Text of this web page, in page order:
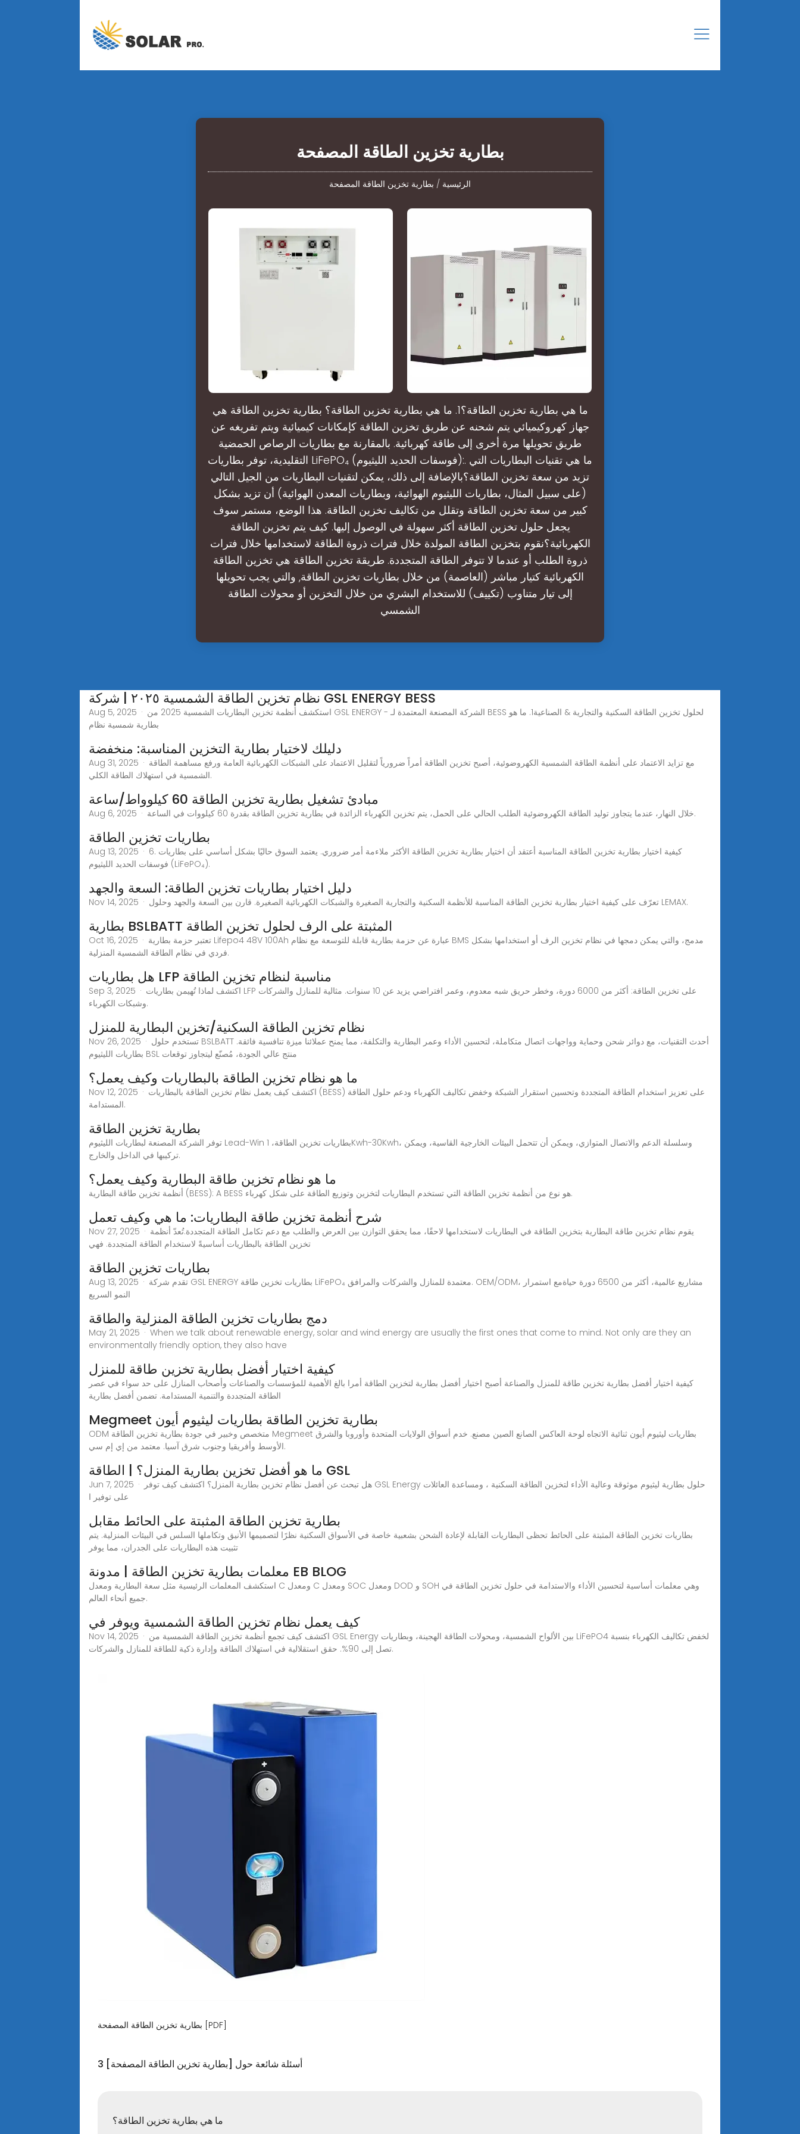
بطارية تخزين الطاقة المصفحة
الرئيسية / بطارية تخزين الطاقة المصفحة
ما هي بطارية تخزين الطاقة؟1. ما هي بطارية تخزين الطاقة؟ بطارية تخزين الطاقة هي
جهاز كهروكيميائي يتم شحنه عن طريق تخزين الطاقة كإمكانات كيميائية ويتم تفريغه عن
طريق تحويلها مرة أخرى إلى طاقة كهربائية. بالمقارنة مع بطاريات الرصاص الحمضية
التقليدية، توفر بطاريات LiFePO₄ (فوسفات الحديد الليثيوم):. ما هي تقنيات البطاريات التي
تزيد من سعة تخزين الطاقة؟بالإضافة إلى ذلك، يمكن لتقنيات البطاريات من الجيل التالي
(على سبيل المثال، بطاريات الليثيوم الهوائية، وبطاريات المعدن الهوائية) أن تزيد بشكل
كبير من سعة تخزين الطاقة وتقلل من تكاليف تخزين الطاقة. هذا الوضع، مستمر سوف
يجعل حلول تخزين الطاقة أكثر سهولة في الوصول إليها. كيف يتم تخزين الطاقة
الكهربائية؟نقوم بتخزين الطاقة المولدة خلال فترات ذروة الطاقة لاستخدامها خلال فترات
ذروة الطلب أو عندما لا تتوفر الطاقة المتجددة. طريقة تخزين الطاقة هي تخزين الطاقة
الكهربائية كتيار مباشر (العاصمة) من خلال بطاريات تخزين الطاقة, والتي يجب تحويلها
إلى تيار متناوب (تكييف) للاستخدام البشري من خلال التخزين أو محولات الطاقة
الشمسي
نظام تخزين الطاقة الشمسية ٢٠٢٥ | شركة GSL ENERGY BESS
Aug 5, 2025 · استكشف أنظمة تخزين البطاريات الشمسية 2025 من GSL ENERGY - الشركة المصنعة المعتمدة لـ BESS لحلول تخزين الطاقة السكنية والتجارية & الصناعية1. ما هو
بطارية شمسية نظام
دليلك لاختيار بطارية التخزين المناسبة: منخفضة
Aug 31, 2025 · مع تزايد الاعتماد على أنظمة الطاقة الشمسية الكهروضوئية، أصبح تخزين الطاقة أمراً ضرورياً لتقليل الاعتماد على الشبكات الكهربائية العامة ورفع مساهمة الطاقة
الشمسية في استهلاك الطاقة الكلي.
مبادئ تشغيل بطارية تخزين الطاقة 60 كيلوواط/ساعة
Aug 6, 2025 · خلال النهار، عندما يتجاوز توليد الطاقة الكهروضوئية الطلب الحالي على الحمل، يتم تخزين الكهرباء الزائدة في بطارية تخزين الطاقة بقدرة 60 كيلووات في الساعة.
بطاريات تخزين الطاقة
Aug 13, 2025 · 6. كيفية اختيار بطارية تخزين الطاقة المناسبة أعتقد أن اختيار بطارية تخزين الطاقة الأكثر ملاءمة أمر ضروري. يعتمد السوق حاليًا بشكل أساسي على بطاريات
فوسفات الحديد الليثيوم (LiFePO₄).
دليل اختيار بطاريات تخزين الطاقة: السعة والجهد
Nov 14, 2025 · تعرّف على كيفية اختيار بطارية تخزين الطاقة المناسبة للأنظمة السكنية والتجارية الصغيرة والشبكات الكهربائية الصغيرة. قارن بين السعة والجهد وحلول LEMAX.
بطارية BSLBATT المثبتة على الرف لحلول تخزين الطاقة
Oct 16, 2025 · تعتبر حزمة بطارية Lifepo4 48V 100Ah عبارة عن حزمة بطارية قابلة للتوسعة مع نظام BMS مدمج، والتي يمكن دمجها في نظام تخزين الرف أو استخدامها بشكل
فردي في نظام الطاقة الشمسية المنزلية.
هل بطاريات LFP مناسبة لنظام تخزين الطاقة
Sep 3, 2025 · اكتشف لماذا تُهيمن بطاريات LFP على تخزين الطاقة: أكثر من 6000 دورة، وخطر حريق شبه معدوم، وعمر افتراضي يزيد عن 10 سنوات. مثالية للمنازل والشركات
وشبكات الكهرباء.
نظام تخزين الطاقة السكنية/تخزين البطارية للمنزل
Nov 26, 2025 · تستخدم حلول BSLBATT أحدث التقنيات، مع دوائر شحن وحماية وواجهات اتصال متكاملة، لتحسين الأداء وعمر البطارية والتكلفة، مما يمنح عملائنا ميزة تنافسية فائقة.
بطاريات الليثيوم BSL منتج عالي الجودة، مُصنّع ليتجاوز توقعات
ما هو نظام تخزين الطاقة بالبطاريات وكيف يعمل؟
Nov 12, 2025 · اكتشف كيف يعمل نظام تخزين الطاقة بالبطاريات (BESS) على تعزيز استخدام الطاقة المتجددة وتحسين استقرار الشبكة وخفض تكاليف الكهرباء ودعم حلول الطاقة
المستدامة.
بطارية تخزين الطاقة
توفر الشركة المصنعة لبطاريات الليثيوم Lead-Win بطاريات تخزين الطاقة، 1Kwh-30Kwh، وسلسلة الدعم والاتصال المتوازي، ويمكن أن تتحمل البيئات الخارجية القاسية، ويمكن
تركيبها في الداخل والخارج.
ما هو نظام تخزين طاقة البطارية وكيف يعمل؟
أنظمة تخزين طاقة البطارية (BESS): A BESS هو نوع من أنظمة تخزين الطاقة التي تستخدم البطاريات لتخزين وتوزيع الطاقة على شكل كهرباء.
شرح أنظمة تخزين طاقة البطاريات: ما هي وكيف تعمل
Nov 27, 2025 · يقوم نظام تخزين طاقة البطارية بتخزين الطاقة في البطاريات لاستخدامها لاحقًا، مما يحقق التوازن بين العرض والطلب مع دعم تكامل الطاقة المتجددة.تُعدّ أنظمة
تخزين الطاقة بالبطاريات أساسيةً لاستخدام الطاقة المتجددة. فهي
بطاريات تخزين الطاقة
Aug 13, 2025 · تقدم شركة GSL ENERGY بطاريات تخزين طاقة LiFePO₄ معتمدة للمنازل والشركات والمرافق. OEM/ODM، مشاريع عالمية، أكثر من 6500 دورة حياةمع استمرار
النمو السريع
دمج بطاريات تخزين الطاقة المنزلية والطاقة
May 21, 2025 · When we talk about renewable energy, solar and wind energy are usually the first ones that come to mind. Not only are they an
environmentally friendly option, they also have
كيفية اختيار أفضل بطارية تخزين طاقة للمنزل
كيفية اختيار أفضل بطارية تخزين طاقة للمنزل والصناعة أصبح اختيار أفضل بطارية لتخزين الطاقة أمرا بالغ الأهمية للمؤسسات والصناعات وأصحاب المنازل على حد سواء في عصر
الطاقة المتجددة والتنمية المستدامة. تضمن أفضل بطارية
Megmeet بطارية تخزين الطاقة بطاريات ليثيوم أيون
ODM متخصص وخبير في جودة بطارية تخزين الطاقة Megmeet بطاريات ليثيوم أيون ثنائية الاتجاه لوحة العاكس الصانع الصين مصنع. خدم أسواق الولايات المتحدة وأوروبا والشرق
الأوسط وأفريقيا وجنوب شرق آسيا. معتمد من إي إم سي.
ما هو أفضل تخزين بطارية المنزل؟ | الطاقة GSL
Jun 7, 2025 · هل تبحث عن أفضل نظام تخزين بطارية المنزل؟ اكتشف كيف توفر GSL Energy حلول بطارية ليثيوم موثوقة وعالية الأداء لتخزين الطاقة السكنية ، ومساعدة العائلات
على توفير ا
بطارية تخزين الطاقة المثبتة على الحائط مقابل
بطاريات تخزين الطاقة المثبتة على الحائط تحظى البطاريات القابلة لإعادة الشحن بشعبية خاصة في الأسواق السكنية نظرًا لتصميمها الأنيق وتكاملها السلس في البيئات المنزلية. يتم
تثبيت هذه البطاريات على الجدران، مما يوفر
معلمات بطارية تخزين الطاقة | مدونة EB BLOG
استكشف المعلمات الرئيسية مثل سعة البطارية ومعدل C ومعدل C ومعدل SOC ومعدل DOD و SOH وهي معلمات أساسية لتحسين الأداء والاستدامة في حلول تخزين الطاقة في
جميع أنحاء العالم.
كيف يعمل نظام تخزين الطاقة الشمسية ويوفر في
Nov 14, 2025 · اكتشف كيف تجمع أنظمة تخزين الطاقة الشمسية من GSL Energy بين الألواح الشمسية، ومحولات الطاقة الهجينة، وبطاريات LiFePO4 لخفض تكاليف الكهرباء بنسبة
تصل إلى 90%. حقق استقلالية في استهلاك الطاقة وإدارة ذكية للطاقة للمنازل والشركات.
بطارية تخزين الطاقة المصفحة [PDF]
3 أسئلة شائعة حول [بطارية تخزين الطاقة المصفحة]
ما هي بطارية تخزين الطاقة؟